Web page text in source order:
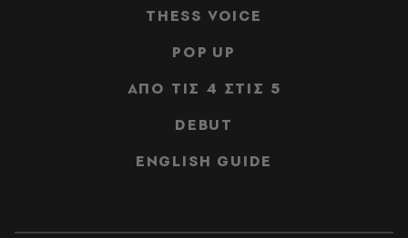
THESS VOICE
POP UP
ΑΠΟ ΤΙΣ 4 ΣΤΙΣ 5
DEBUT
ENGLISH GUIDE